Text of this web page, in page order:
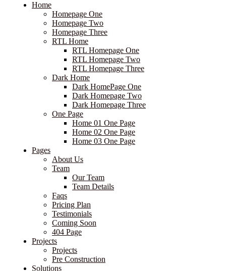
Home
Homepage One
Homepage Two
Homepage Three
RTL Home
RTL Homepage One
RTL Homepage Two
RTL Homepage Three
Dark Home
Dark HomePage One
Dark Homepage Two
Dark Homepage Three
One Page
Home 01 One Page
Home 02 One Page
Home 03 One Page
Pages
About Us
Team
Our Team
Team Details
Faqs
Pricing Plan
Testimonials
Coming Soon
404 Page
Projects
Projects
Pre Construction
Solutions